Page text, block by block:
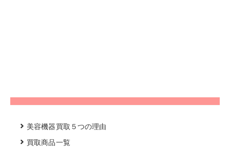
美容機器買取５つの理由
買取商品一覧